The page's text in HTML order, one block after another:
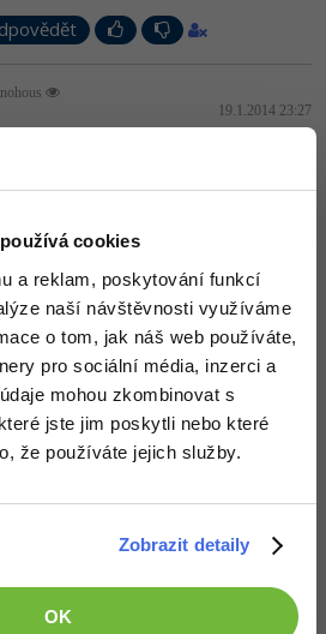
cookies
a reklam, poskytování funkcí
naší návštěvnosti využíváme
o tom, jak náš web používáte,
pro sociální média, inzerci a
mohou zkombinovat s
jste jim poskytli nebo které
že používáte jejich služby.
Zobrazit detaily
OK
-25%
-30%
-25%
-80%
19.1.2014 23:27
nevidím.
19.1.2014 23:40
měl jít. http://www.2i.cz/f8b0d0fa29
20.1.2014 0:07